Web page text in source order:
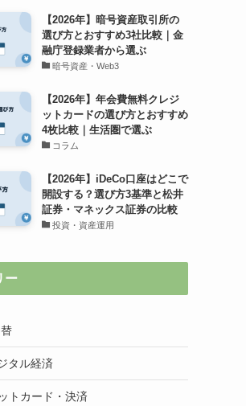
【2026年】暗号資産取引所の
選び方とおすすめ3社比較｜金
融庁登録業者から選ぶ
暗号資産・Web3
【2026年】年会費無料クレジ
ットカードの選び方とおすすめ
4枚比較｜生活圏で選ぶ
コラム
【2026年】iDeCo口座はどこで
開設する？選び方3基準と松井
証券・マネックス証券の比較
投資・資産運用
ー
タル経済
トカード・決済